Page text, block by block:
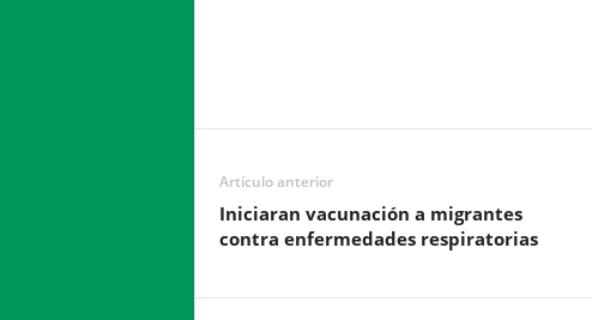
Artículo anterior
Iniciaran vacunación a migrantes
contra enfermedades respiratorias